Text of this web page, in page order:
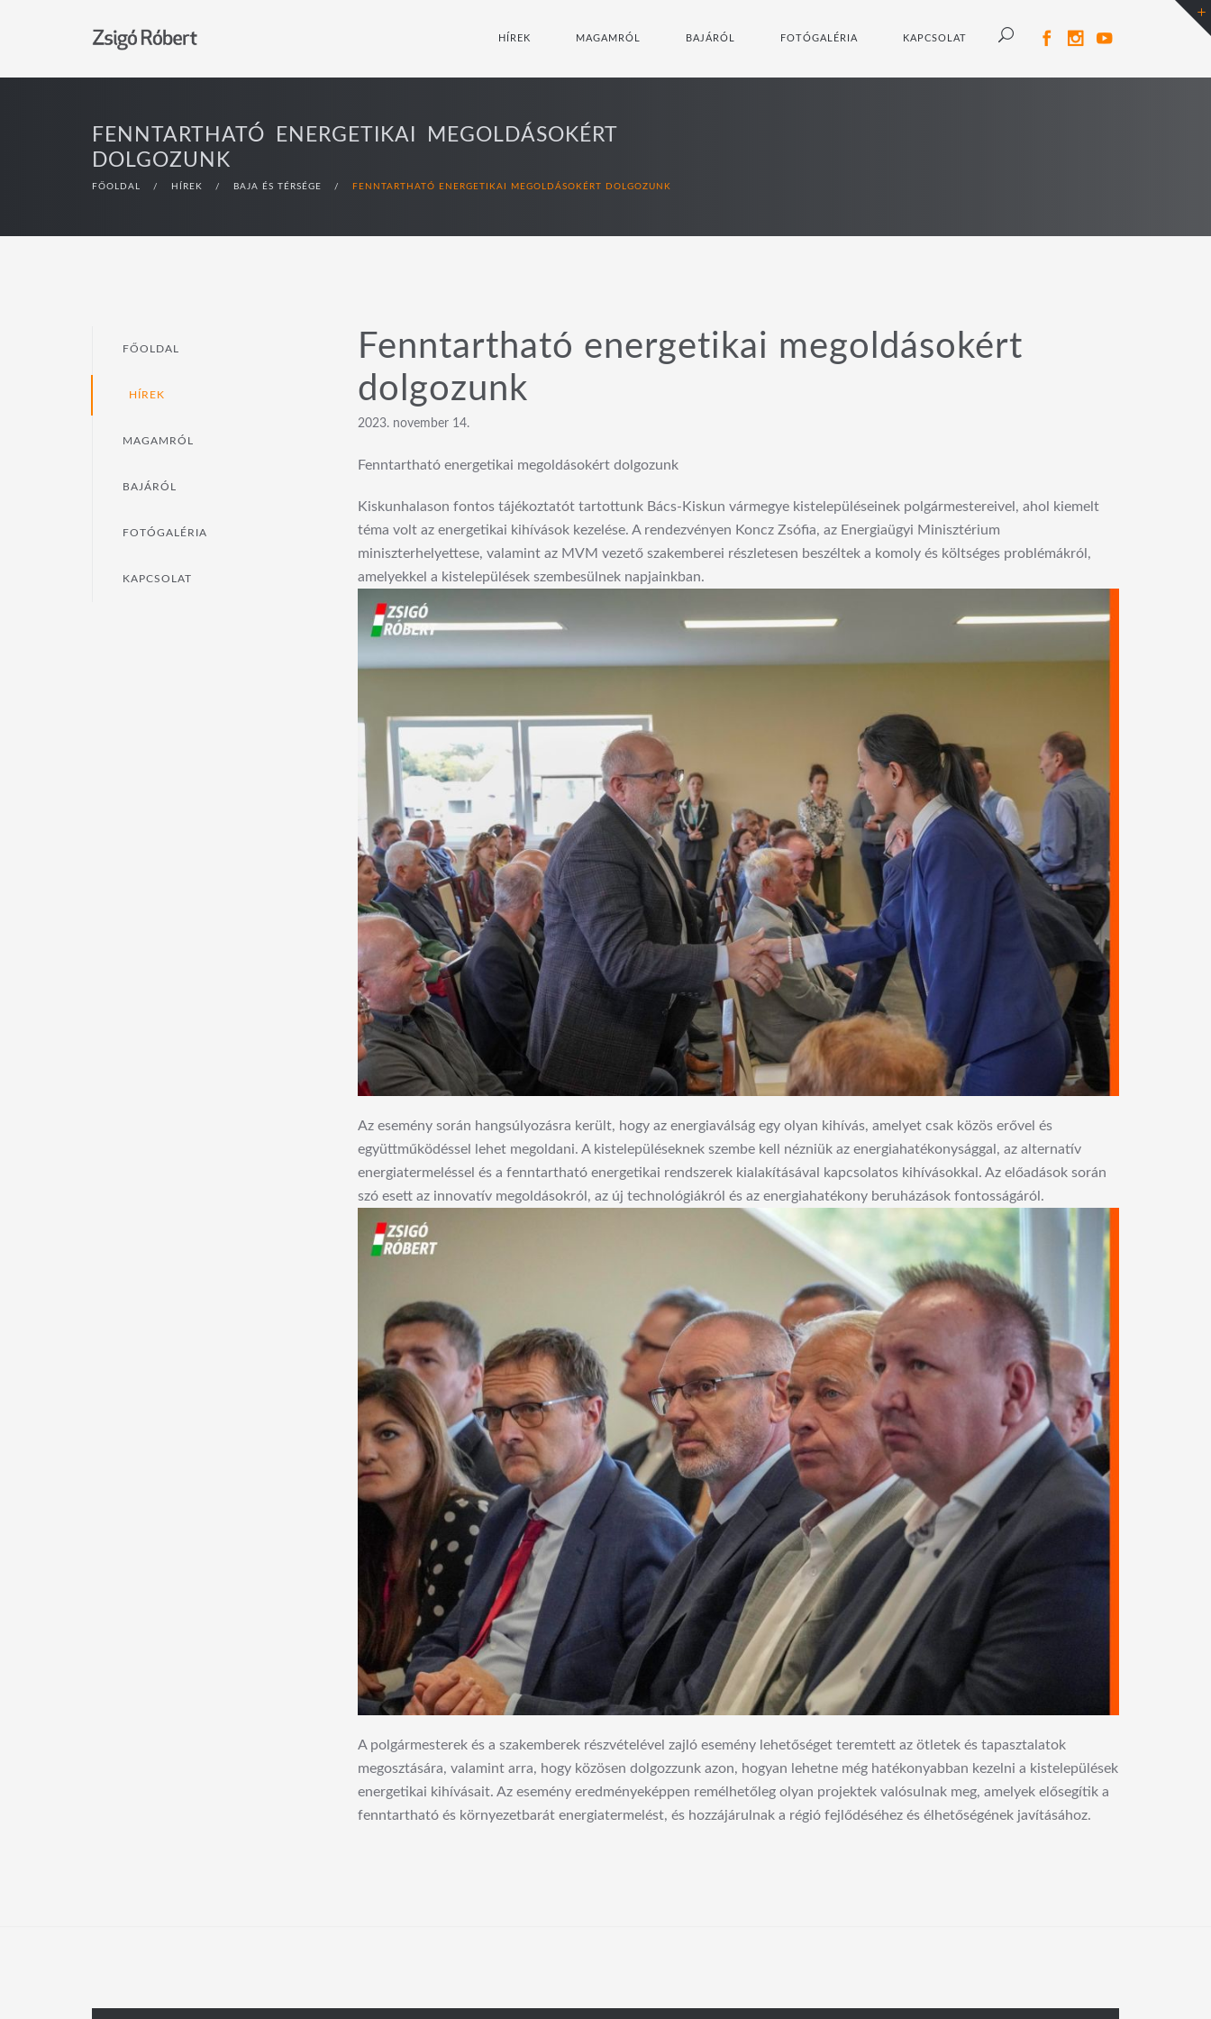
HÍREK MAGAMRÓL BAJÁRÓL FOTÓGALÉRIA KAPCSOLAT
FENNTARTHATÓ ENERGETIKAI MEGOLDÁSOKÉRT
DOLGOZUNK
FŐOLDAL / HÍREK / BAJA ÉS TÉRSÉGE / FENNTARTHATÓ ENERGETIKAI MEGOLDÁSOKÉRT DOLGOZUNK
FŐOLDAL
HÍREK
MAGAMRÓL
BAJÁRÓL
FOTÓGALÉRIA
KAPCSOLAT
Fenntartható energetikai megoldásokért
dolgozunk
2023. november 14.
Fenntartható energetikai megoldásokért dolgozunk
Kiskunhalason fontos tájékoztatót tartottunk Bács-Kiskun vármegye kistelepüléseinek polgármestereivel, ahol kiemelt
téma volt az energetikai kihívások kezelése. A rendezvényen Koncz Zsófia, az Energiaügyi Minisztérium
miniszterhelyettese, valamint az MVM vezető szakemberei részletesen beszéltek a komoly és költséges problémákról,
amelyekkel a kistelepülések szembesülnek napjainkban.
Az esemény során hangsúlyozásra került, hogy az energiaválság egy olyan kihívás, amelyet csak közös erővel és
együttműködéssel lehet megoldani. A kistelepüléseknek szembe kell nézniük az energiahatékonysággal, az alternatív
energiatermeléssel és a fenntartható energetikai rendszerek kialakításával kapcsolatos kihívásokkal. Az előadások során
szó esett az innovatív megoldásokról, az új technológiákról és az energiahatékony beruházások fontosságáról.
A polgármesterek és a szakemberek részvételével zajló esemény lehetőséget teremtett az ötletek és tapasztalatok
megosztására, valamint arra, hogy közösen dolgozzunk azon, hogyan lehetne még hatékonyabban kezelni a kistelepülések
energetikai kihívásait. Az esemény eredményeképpen remélhetőleg olyan projektek valósulnak meg, amelyek elősegítik a
fenntartható és környezetbarát energiatermelést, és hozzájárulnak a régió fejlődéséhez és élhetőségének javításához.